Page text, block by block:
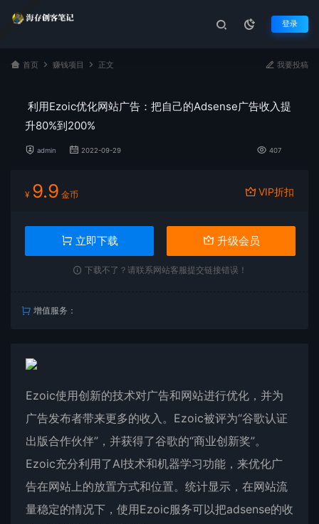
登录
首页 赚钱项目 正文 我要投稿
利用Ezoic优化网站广告：把自己的Adsense广告收入提
升80%到200%
admin 2022-09-29 407
¥ 9.9 金币 VIP折扣
立即下载 升级会员
下载不了？请联系网站客服提交链接错误！
增值服务：
Ezoic使用创新的技术对广告和网站进行优化，并为
广告发布者带来更多的收入。Ezoic被评为“谷歌认证
出版合作伙伴”，并获得了谷歌的“商业创新奖”。
Ezoic充分利用了AI技术和机器学习功能，来优化广
告在网站上的放置方式和位置。统计显示，在网站流
量稳定的情况下，使用Ezoic服务可以把adsense的收